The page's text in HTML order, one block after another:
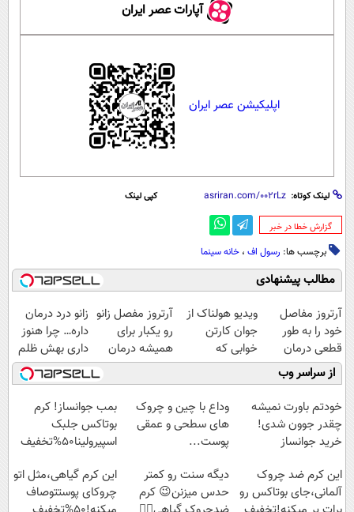
آپارات عصر ایران
اپلیکیشن عصر ایران
لینک کوتاه: کپی لینک
‌گزارش خطا در خبر
برچسب ها: رسول اف ، خانه سینما
مطالب پیشنهادی
آرتروز مفاصل
خود را به طور
قطعی درمان
کنید!
◗پرسش‌نامه◖
ویدیو هولناک از
جوان کارتن
خوابی که
میلیاردر شد.
آموزش رایگان
آرتروز مفصل زانو
رو یکبار برای
همیشه درمان
کن!
◗پرسش‌نامه◖
زانو درد درمان
داره… چرا هنوز
داری بهش ظلم
می‌کنی؟
از سراسر وب
خودتم باورت نمیشه
چقدر جوون شدی!
خرید جوانساز
ویژه
وداع با چین و چروک
های سطحی و عمقی
پوست...
بمب جوانساز! کرم
بوتاکس جلبک
اسپیرولینا50%تخفیف
این کرم ضد چروک
آلمانی،جای بوتاکس رو
دیگه سنت رو کمتر
حدس میزنن😉 کرم
این کرم گیاهی،مثل اتو
چروکای پوستتوصاف